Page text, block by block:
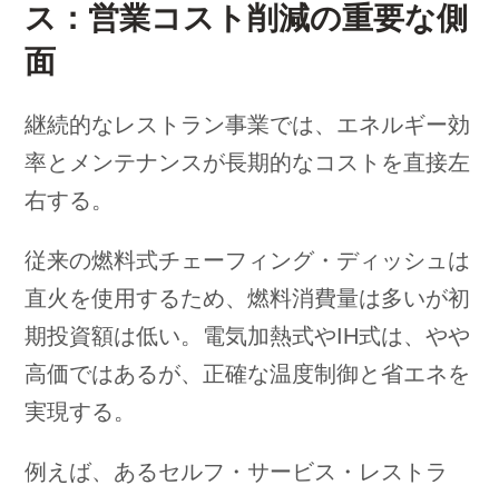
ス：営業コスト削減の重要な側
面
継続的なレストラン事業では、エネルギー効
率とメンテナンスが長期的なコストを直接左
右する。
従来の燃料式チェーフィング・ディッシュは
直火を使用するため、燃料消費量は多いが初
期投資額は低い。電気加熱式やIH式は、やや
高価ではあるが、正確な温度制御と省エネを
実現する。
例えば、あるセルフ・サービス・レストラ